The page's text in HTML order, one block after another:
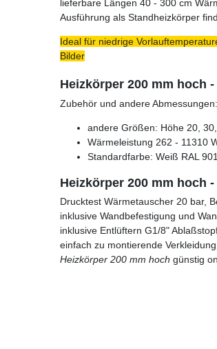
lieferbare Längen 40 - 300 cm
Ausführung als Standheizkörper
Ideal für niedrige
Bilder
Heizkörper 200 mm hoch
Zubehör und andere Abmessungen:
andere Größen: Höhe 20,
Wärmeleistung 262 - 11310
Standardfarbe: Weiß RAL
Heizkörper 200 mm hoch
Drucktest Wärmetauscher 20 bar,
inklusive Wandbefestigung und
inklusive Entlüftern G1/8"
einfach zu montierende
Heizkörper 200 mm hoch günstig